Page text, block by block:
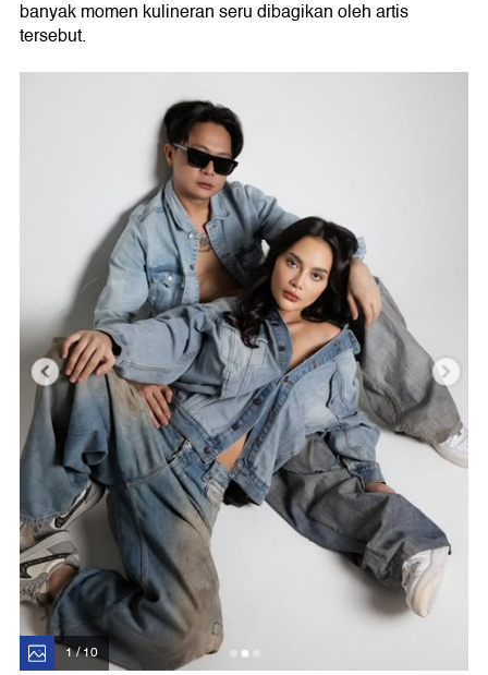
banyak momen kulineran seru dibagikan oleh artis
tersebut.
1 / 10